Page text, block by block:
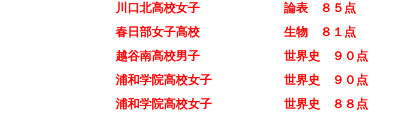
川口北高校女子 論表 ８５点
春日部女子高校 生物 ８１点
越谷南高校男子 世界史 ９０点
浦和学院高校女子 世界史 ９０点
浦和学院高校女子 世界史 ８８点